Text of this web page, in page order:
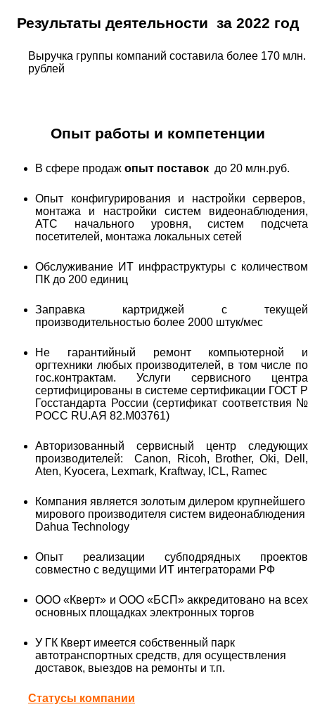
Результаты деятельности за 2022 год
Выручка группы компаний составила более 170 млн.
рублей
Опыт работы и компетенции
В сфере продаж опыт поставок до 20 млн.руб.
Опыт конфигурирования и настройки серверов,
монтажа и настройки систем видеонаблюдения,
АТС начального уровня, систем подсчета
посетителей, монтажа локальных сетей
Обслуживание ИТ инфраструктуры с количеством
ПК до 200 единиц
Заправка картриджей с текущей
производительностью более 2000 штук/мес
Не гарантийный ремонт компьютерной и
оргтехники любых производителей, в том числе по
гос.контрактам. Услуги сервисного центра
сертифицированы в системе сертификации ГОСТ Р
Госстандарта России (сертификат соответствия №
РОСС RU.АЯ 82.М03761)
Авторизованный сервисный центр следующих
производителей: Canon, Ricoh, Brother, Oki, Dell,
Aten, Kyocera, Lexmark, Kraftway, ICL, Ramec
Компания является золотым дилером крупнейшего
мирового производителя систем видеонаблюдения
Dahua Technology
Опыт реализации субподрядных проектов
совместно с ведущими ИТ интеграторами РФ
ООО «Кверт» и ООО «БСП» аккредитовано на всех
основных площадках электронных торгов
У ГК Кверт имеется собственный парк
автотранспортных средств, для осуществления
доставок, выездов на ремонты и т.п.
Статусы компании